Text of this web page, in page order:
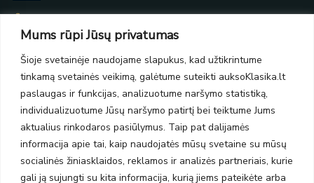
Mums rūpi Jūsų privatumas
Šioje svetainėje naudojame slapukus, kad užtikrintume
tinkamą svetainės veikimą, galėtume suteikti auksoKlasika.lt
paslaugas ir funkcijas, analizuotume naršymo statistiką,
individualizuotume Jūsų naršymo patirtį bei teiktume Jums
aktualius rinkodaros pasiūlymus. Taip pat dalijamės
informacija apie tai, kaip naudojatės mūsų svetaine su mūsų
socialinės žiniasklaidos, reklamos ir analizės partneriais, kurie
gali ją sujungti su kita informacija, kurią jiems pateikėte arba
PC Molas, Klaipėda
PC BIG 2, Klaipėda
Šilutės pl. 35
PC Banginis, Klaipėda
NAUJIENLAIŠKIS
Prenumeruokite ir gaukite pasiūlymus, naujienas bei riboto
leidimo kolekcijas.